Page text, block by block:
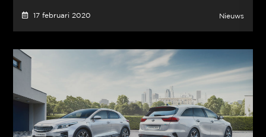
17 februari 2020 Nieuws